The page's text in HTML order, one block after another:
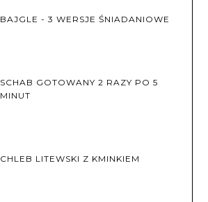
BAJGLE - 3 WERSJE ŚNIADANIOWE
SCHAB GOTOWANY 2 RAZY PO 5
MINUT
CHLEB LITEWSKI Z KMINKIEM